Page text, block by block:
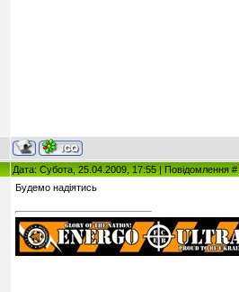
Дата: Субота, 25.04.2009, 17:55 | Повідомлення #
Будемо надіятись